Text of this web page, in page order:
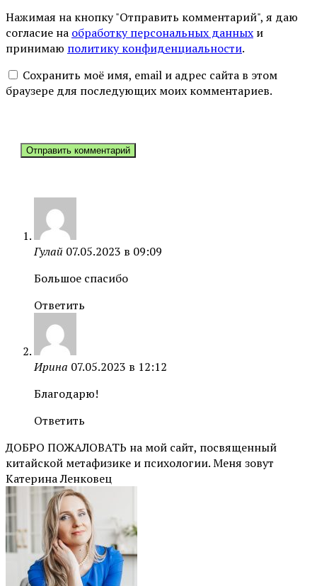
Нажимая на кнопку "Отправить комментарий", я даю
согласие на обработку персональных данных и
принимаю политику конфиденциальности.
Сохранить моё имя, email и адрес сайта в этом
браузере для последующих моих комментариев.
Гулай 07.05.2023 в 09:09
Большое спасибо
Ответить
Ирина 07.05.2023 в 12:12
Благодарю!
Ответить
ДОБРО ПОЖАЛОВАТЬ на мой сайт, посвященный
китайской метафизике и психологии. Меня зовут
Катерина Ленковец